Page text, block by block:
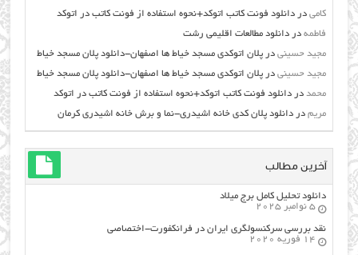
کامی دردانلود فونت کاتب اتوکد+نحوه استفاده از فونت کاتب در اتوکد
فاطمه دردانلود مطالعات اقليمي رشت
مجید حسینی درپلان اتوکدی مسجد خیاط ها اصفهان-دانلود پلان مسجد خیاط
مجید حسینی درپلان اتوکدی مسجد خیاط ها اصفهان-دانلود پلان مسجد خیاط
محمد دردانلود فونت کاتب اتوکد+نحوه استفاده از فونت کاتب در اتوکد
مریم دردانلود پلان کدی خانه اشیدری-نما و برش خانه اشیدری کرمان
آخرین مطالب
دانلود تحلیل کامل برج میلاد
5 نوامبر 2025
نقد بررسی سرکنسولگری ایران در فرانکفورت-اختصاصی
14 فوریه 2020